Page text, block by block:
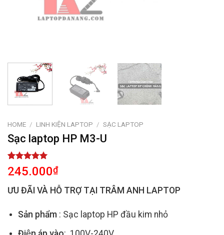
HOME / LINH KIỆN LAPTOP / SẠC LAPTOP
Sạc laptop HP M3-U
Rated 5.00
out of 5
based on
2
customer
245.000₫
ƯU ĐÃI VÀ HỖ TRỢ TẠI TRÂM ANH LAPTOP
Sản phẩm : Sạc laptop HP đầu kim nhỏ